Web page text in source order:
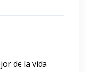
de la vida